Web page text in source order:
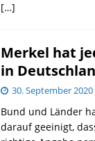
[…]
Merkel hat
in
30. September 2020
Bund und Länder
darauf geeinigt,